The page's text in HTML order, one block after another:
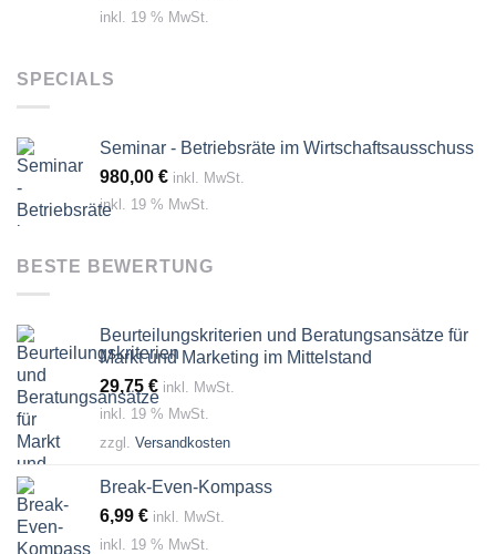
inkl. 19 % MwSt.
SPECIALS
Seminar - Betriebsräte im Wirtschaftsausschuss
980,00 € inkl. MwSt.
inkl. 19 % MwSt.
BESTE BEWERTUNG
Beurteilungskriterien und Beratungsansätze für
Markt und Marketing im Mittelstand
29,75 € inkl. MwSt.
inkl. 19 % MwSt.
zzgl. Versandkosten
Break-Even-Kompass
6,99 € inkl. MwSt.
inkl. 19 % MwSt.